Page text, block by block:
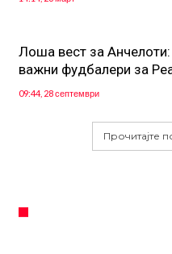
Лоша вест за
важни фудбалери за
09:44, 28 септември
Прочитајте